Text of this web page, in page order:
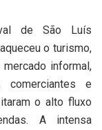
de São Luís
o turismo,
informal,
comerciantes e
o alto fluxo
A intensa